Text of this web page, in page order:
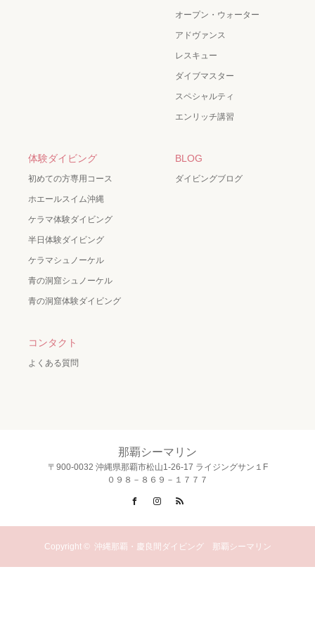
オープン・ウォーター
アドヴァンス
レスキュー
ダイブマスター
スペシャルティ
エンリッチ講習
体験ダイビング
初めての方専用コース
ホエールスイム沖縄
ケラマ体験ダイビング
半日体験ダイビング
ケラマシュノーケル
青の洞窟シュノーケル
青の洞窟体験ダイビング
BLOG
ダイビングブログ
コンタクト
よくある質問
那覇シーマリン
〒900-0032 沖縄県那覇市松山1-26-17 ライジングサン１F
０９８－８６９－１７７７
FacebookInstagram
Copyright © 沖縄那覇・慶良間ダイビング 那覇シーマリン